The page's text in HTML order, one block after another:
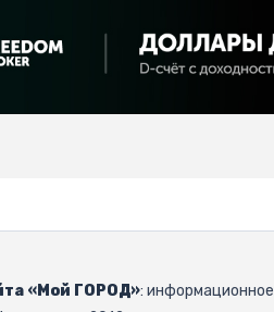
«Мой ГОРОД»: